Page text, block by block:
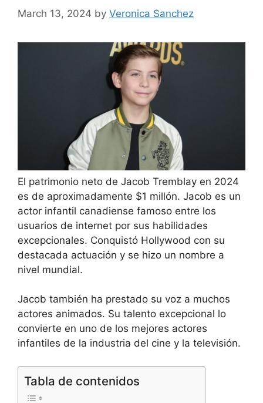
March 13, 2024 by Veronica Sanchez
El patrimonio neto de Jacob Tremblay en 2024
es de aproximadamente $1 millón. Jacob es un
actor infantil canadiense famoso entre los
usuarios de internet por sus habilidades
excepcionales. Conquistó Hollywood con su
destacada actuación y se hizo un nombre a
nivel mundial.
Jacob también ha prestado su voz a muchos
actores animados. Su talento excepcional lo
convierte en uno de los mejores actores
infantiles de la industria del cine y la televisión.
Tabla de contenidos